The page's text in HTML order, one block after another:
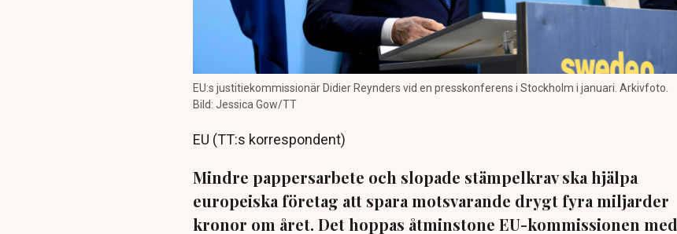
EU:s justitiekommissionär Didier Reynders vid en presskonferens i Stockholm i januari. Arkivfoto.
Bild: Jessica Gow/TT
EU (TT:s korrespondent)
Mindre pappersarbete och slopade stämpelkrav ska hjälpa
europeiska företag att spara motsvarande drygt fyra miljarder
kronor om året. Det hoppas åtminstone EU-kommissionen med